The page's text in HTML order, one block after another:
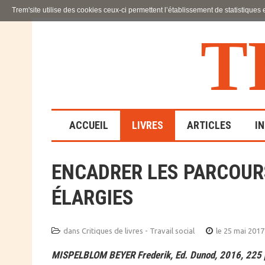
T
ACCUEIL LIVRES
LA FAMILLE
EN SOUFFRANCE
ÉDUCATIVE
SCIENCES HUMAINES
ARTICLES
ENCADRER LES
ÉLARGIES
dans Critiques de livres - Travail social le 25 mai 2017
MISPELBLOM BEYER Frederik, Ed. Dunod, 2016, 225
Trem'site utilise des cookies ceux-ci permettent l’établissement de statistiques